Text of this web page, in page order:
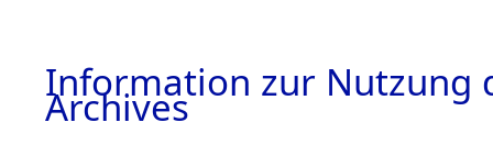
Information zur Nutzung
Archives